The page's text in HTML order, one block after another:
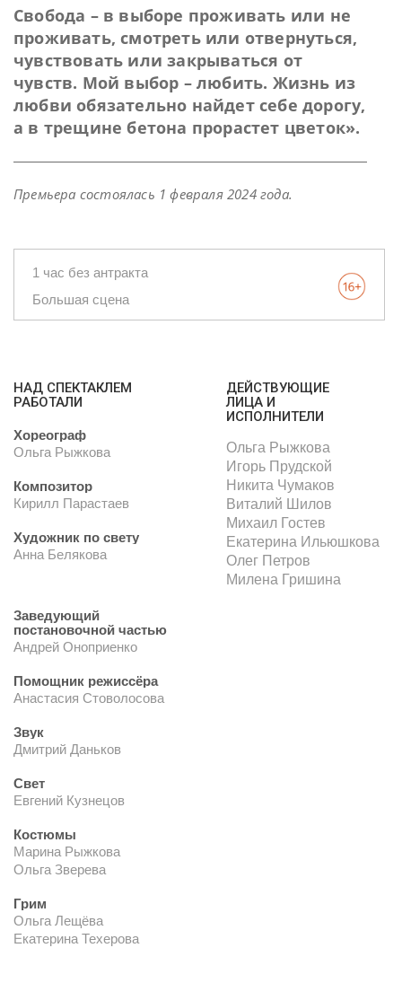
Свобода – в выборе проживать или не
проживать, смотреть или отвернуться,
чувствовать или закрываться от
чувств. Мой выбор – любить. Жизнь из
любви обязательно найдет себе дорогу,
а в трещине бетона прорастет цветок».
Премьера состоялась 1 февраля 2024 года.
1 час без антракта
Большая сцена
НАД СПЕКТАКЛЕМ
РАБОТАЛИ
Хореограф
Ольга Рыжкова
Композитор
Кирилл Парастаев
Художник по свету
Анна Белякова
Заведующий
постановочной частью
Андрей Оноприенко
Помощник режиссёра
Анастасия Стоволосова
Звук
Дмитрий Даньков
Свет
Евгений Кузнецов
Костюмы
Марина Рыжкова
Ольга Зверева
Грим
Ольга Лещёва
Екатерина Техерова
ДЕЙСТВУЮЩИЕ
ЛИЦА И
ИСПОЛНИТЕЛИ
Ольга Рыжкова
Игорь Прудской
Никита Чумаков
Виталий Шилов
Михаил Гостев
Екатерина Ильюшкова
Олег Петров
Милена Гришина